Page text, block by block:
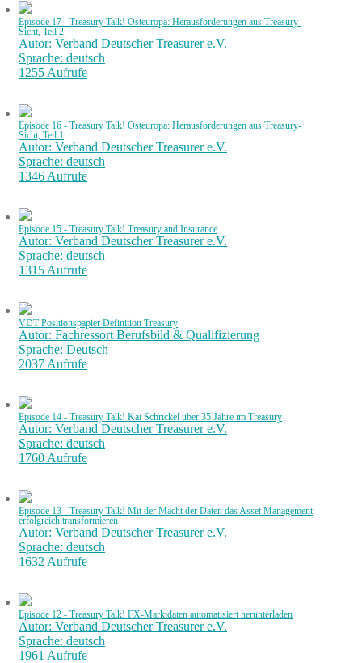
Episode 17 - Treasury Talk! Osteuropa: Herausforderungen aus Treasury-
Sicht, Teil 2
Autor: Verband Deutscher Treasurer e.V.
Sprache: deutsch
1255 Aufrufe
Episode 16 - Treasury Talk! Osteuropa: Herausforderungen aus Treasury-
Sicht, Teil 1
Autor: Verband Deutscher Treasurer e.V.
Sprache: deutsch
1346 Aufrufe
Episode 15 - Treasury Talk! Treasury and Insurance
Autor: Verband Deutscher Treasurer e.V.
Sprache: deutsch
1315 Aufrufe
VDT Positionspapier Definition Treasury
Autor: Fachressort Berufsbild & Qualifizierung
Sprache: Deutsch
2037 Aufrufe
Episode 14 - Treasury Talk! Kai Schrickel über 35 Jahre im Treasury
Autor: Verband Deutscher Treasurer e.V.
Sprache: deutsch
1760 Aufrufe
Episode 13 - Treasury Talk! Mit der Macht der Daten das Asset Management
erfolgreich transformieren
Autor: Verband Deutscher Treasurer e.V.
Sprache: deutsch
1632 Aufrufe
Episode 12 - Treasury Talk! FX-Marktdaten automatisiert herunterladen
Autor: Verband Deutscher Treasurer e.V.
Sprache: deutsch
1961 Aufrufe